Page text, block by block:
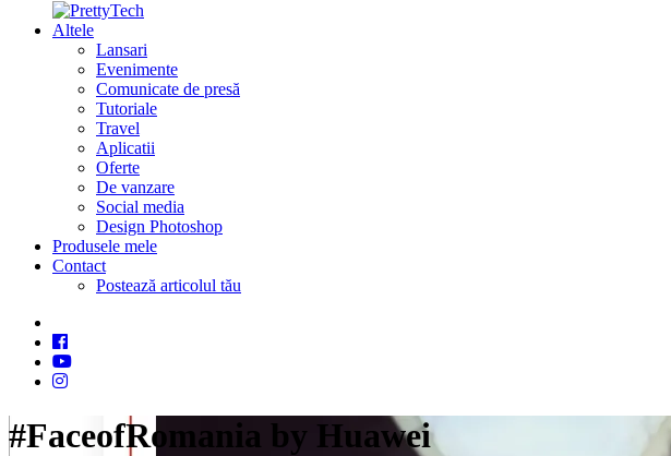
Altele
Lansari
Evenimente
Comunicate de presă
Tutoriale
Travel
Aplicatii
Oferte
De vanzare
Social media
Design Photoshop
Produsele mele
Contact
Postează articolul tău
#FaceofRomania by Huawei